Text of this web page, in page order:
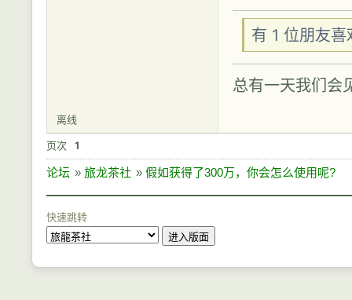
有 1 位朋友
总有一天我们会
离线
页次 1
论坛 » 旅龙茶社 » 假如获得了300万，你会怎么使用呢?
快速跳转